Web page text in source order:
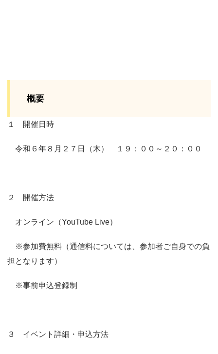
概要
１ 開催日時
令和６年８月２７日（木） １９：００～２０：００
２ 開催方法
オンライン（YouTube Live）
※参加費無料（通信料については、参加者ご自身での負
担となります）
※事前申込登録制
３ イベント詳細・申込方法